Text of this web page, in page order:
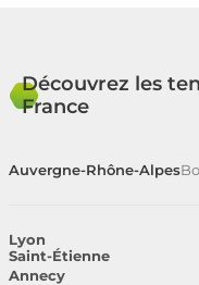
Découvrez les
France
Auvergne-Rhône-Alpes
Lyon
Saint-Étienne
Annecy